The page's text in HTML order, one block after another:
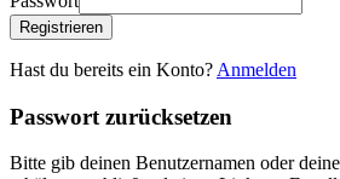
Registrieren
Hast du bereits ein Konto? Anmelden
Passwort zurücksetzen
Bitte gib deinen Benutzernamen oder